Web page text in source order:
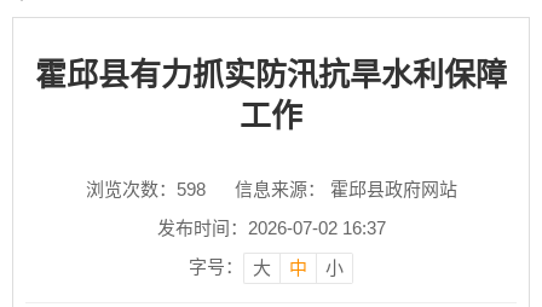
霍邱县有力抓实防汛抗旱水利保障
工作
浏览次数： 598
信息来源： 霍邱县政府网站
发布时间：2026-07-02 16:37
字号：
大 中 小